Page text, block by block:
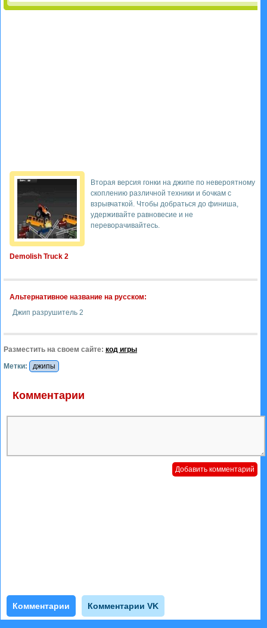
Demolish Truck 2
Вторая версия гонки на джипе по невероятному
скоплению различной техники и бочкам с
взрывчаткой. Чтобы добраться до финиша,
удерживайте равновесие и не
переворачивайтесь.
Альтернативное название на русском:
Джип разрушитель 2
Разместить на своем сайте: код игры
Метки:
джипы
Комментарии
Комментарии Комментарии VK